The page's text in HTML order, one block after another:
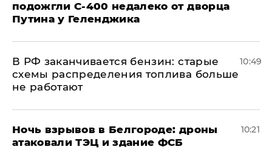
подожгли С-400 недалеко от дворца
Путина у Геленджика
​В РФ заканчивается бензин: старые
схемы распределения топлива больше
не работают
10:49
​Ночь взрывов в Белгороде: дроны
атаковали ТЭЦ и здание ФСБ
10:21